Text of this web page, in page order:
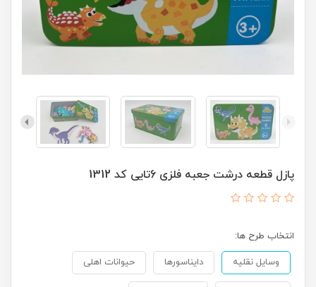
پازل قطعه درشت جعبه فلزی 6تایی کد 1312
انتخاب طرح ها:
وسایل نقلیه دایناسورها حیوانات اهلی